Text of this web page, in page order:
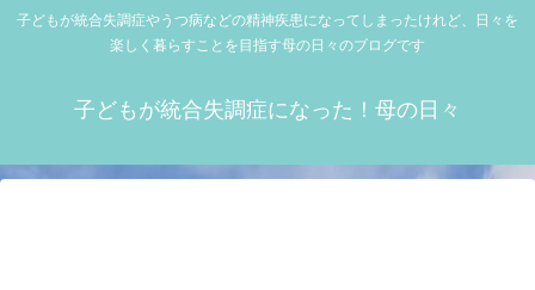
子どもが統合失調症やうつ病などの精神疾患になってしまったけれど、日々を
楽しく暮らすことを目指す母の日々のブログです
子どもが統合失調症になった！母の日々